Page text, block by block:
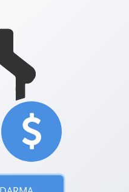
poplatky. Zároveň nepanuje
registru. Odklad
bank do registru
který by klienta
zveřejnila formulář,
splátek požádat. Ostatní
mailem. Každou žádost je